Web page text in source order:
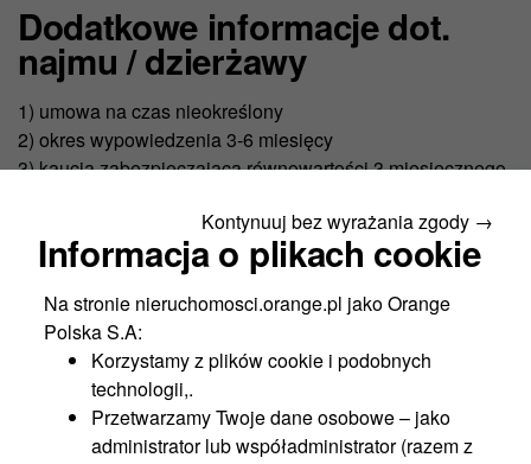
Dodatkowe informacje dot.
najmu / dzierżawy
1) umowa na czas nieokreślony
2) okres wypowiedzenia 3-6 miesięcy
3) kaucja zabezpieczająca równowartości 3 miesięcznego
4) czynsz podlega rocznej waloryzacji GUS
5) powierzchnia dostępna od zaraz
6) warunki umowy do indywidualnego ustalenia
Zapraszamy. Z przyjemnością udzielimy szerszych
informacji.
Kontynuuj bez wyrażania zgody →
Informacja o plikach cookie
Na stronie nieruchomosci.orange.pl jako Orange
Polska S.A:
Korzystamy z plików cookie i podobnych
technologii,.
Przetwarzamy Twoje dane osobowe – jako
administrator lub współadministrator (razem z